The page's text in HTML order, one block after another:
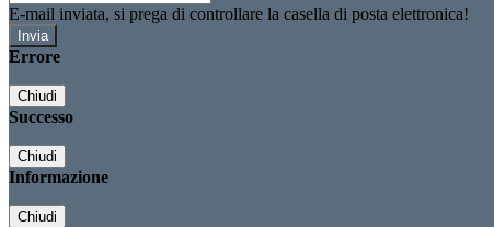
E-mail inviata, si prega di controllare la casella di posta elettronica!
Errore
Chiudi
Successo
Chiudi
Informazione
Chiudi